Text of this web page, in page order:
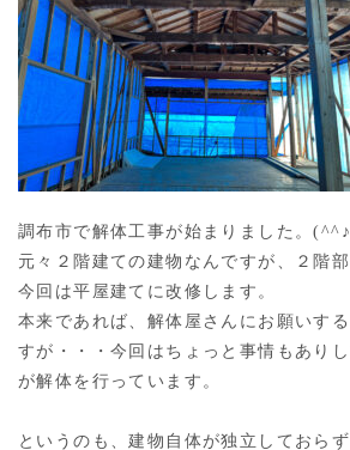
調布市で解体工事が始まりました。(^^♪
元々２階建ての建物なんですが、２階
今回は平屋建てに改修します。
本来であれば、解体屋さんにお願いす
すが・・・今回はちょっと事情もあり
が解体を行っています。
というのも、建物自体が独立しておら